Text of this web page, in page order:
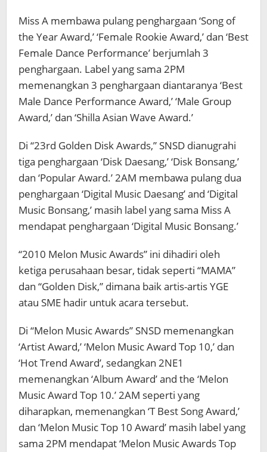
Miss A membawa pulang penghargaan ‘Song of
the Year Award,’ ‘Female Rookie Award,’ dan ‘Best
Female Dance Performance’ berjumlah 3
penghargaan. Label yang sama 2PM
memenangkan 3 penghargaan diantaranya ‘Best
Male Dance Performance Award,’ ‘Male Group
Award,’ dan ‘Shilla Asian Wave Award.’
Di “23rd Golden Disk Awards,” SNSD dianugrahi
tiga penghargaan ‘Disk Daesang,’ ‘Disk Bonsang,’
dan ‘Popular Award.’ 2AM membawa pulang dua
penghargaan ‘Digital Music Daesang’ and ‘Digital
Music Bonsang,’ masih label yang sama Miss A
mendapat penghargaan ‘Digital Music Bonsang.’
“2010 Melon Music Awards” ini dihadiri oleh
ketiga perusahaan besar, tidak seperti “MAMA”
dan “Golden Disk,” dimana baik artis-artis YGE
atau SME hadir untuk acara tersebut.
Di “Melon Music Awards” SNSD memenangkan
‘Artist Award,’ ‘Melon Music Award Top 10,’ dan
‘Hot Trend Award’, sedangkan 2NE1
memenangkan ‘Album Award’ and the ‘Melon
Music Award Top 10.’ 2AM seperti yang
diharapkan, memenangkan ‘T Best Song Award,’
dan ‘Melon Music Top 10 Award’ masih label yang
sama 2PM mendapat ‘Melon Music Awards Top